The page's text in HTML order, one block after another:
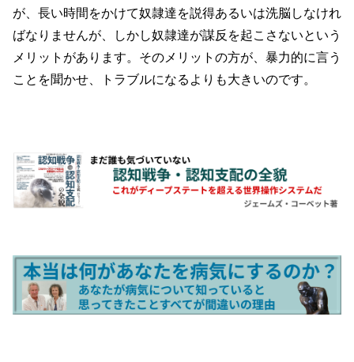
が、長い時間をかけて奴隷達を説得あるいは洗脳しなけれ
ばなりませんが、しかし奴隷達が謀反を起こさないという
メリットがあります。そのメリットの方が、暴力的に言う
ことを聞かせ、トラブルになるよりも大きいのです。